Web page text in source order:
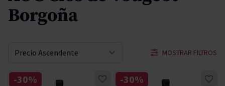
Borgoña
MOSTRAR FILTROS
Ordenar por
-30% -30%